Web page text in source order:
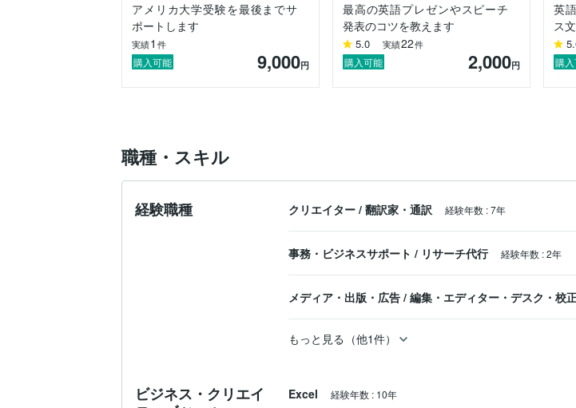
アメリカ大学受験を最後までサ
ポートします
実績1 件
購入可能 9,000円
最高の英語プレゼンやスピーチ
発表のコツを教えます
5.0 実績22件
購入可能 2,000円
英
ス
購
職種・スキル
経験職種 クリエイター / 翻訳家・通訳 経験年数 :7年
事務・ビジネスサポート / リサーチ代行 経験年数 :2年
メディア・出版・広告 / 編集・エディター・デスク・校
もっと見る（他1件）
ビジネス・クリエイ
Excel 経験年数 : 10年